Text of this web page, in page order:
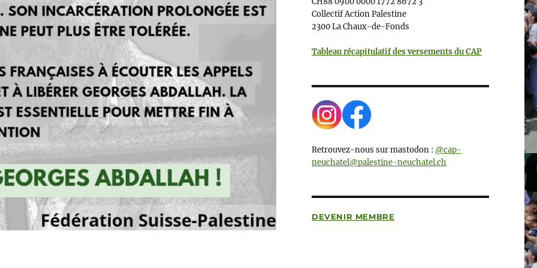
Collectif Action Palestine
2300 La Chaux-de-Fonds
Tableau récapitulatif des versements du CAP
Retrouvez-nous sur mastodon : @cap-
neuchatel@palestine-neuchatel.ch
DEVENIR MEMBRE